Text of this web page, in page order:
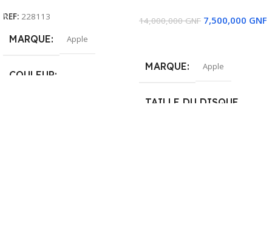
REF: 228113
MARQUE Apple
COULEUR
14,000,000GNF 7,500,000 GNF
MARQUE Apple
TAILLE DU DISQUE